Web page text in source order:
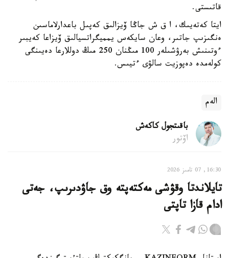
قاتىستى.
ايتا كەتەيىك، ا ق ش جاڭا ۆيزالىق كەپىل باعدارلاماسىن
ەنگىزىپ جاتىر، وعان سايكەس يمميگراتسيالىق ۆيزاعا كەيبىر
ءوتىنىش بەرۋشىلەر 100 مىڭنان 250 مىڭ دوللارعا دەيىنگى
كولەمدە دەپوزيت سالۋى ءتيىس.
الەم
باقىتجول كاكەش
اۆتور
16:30, 07 تامىز 2026
تايلاندتا وقۋشى مەكتەپتە وق جاۋدىرىپ، جەتى
ادام قازا تاپتى